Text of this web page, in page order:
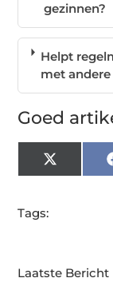
gezinnen?
Helpt
met
Goed
X
(Twitter)
Tags:
Laatste Bericht